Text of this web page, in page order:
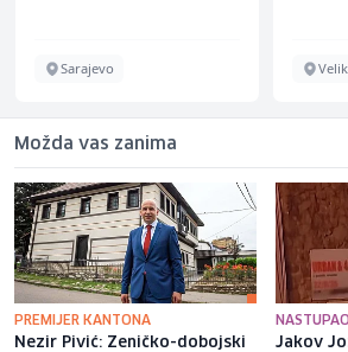
Sarajevo
Možda vas zanima
PREMIJER KANTONA
Nezir Pivić: Zeničko-dobojski
Jakov